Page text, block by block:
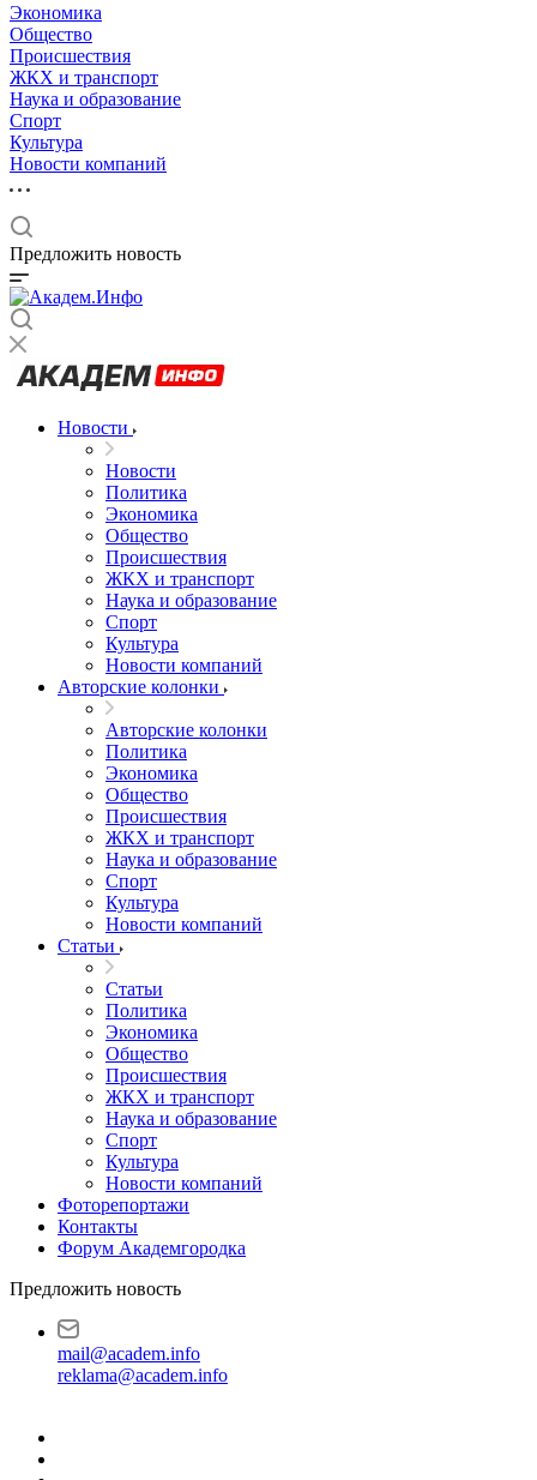
Экономика
Общество
Происшествия
ЖКХ и транспорт
Наука и образование
Спорт
Культура
Новости компаний
Предложить новость
Новости
Новости
Политика
Экономика
Общество
Происшествия
ЖКХ и транспорт
Наука и образование
Спорт
Культура
Новости компаний
Авторские колонки
Авторские колонки
Политика
Экономика
Общество
Происшествия
ЖКХ и транспорт
Наука и образование
Спорт
Культура
Новости компаний
Статьи
Статьи
Политика
Экономика
Общество
Происшествия
ЖКХ и транспорт
Наука и образование
Спорт
Культура
Новости компаний
Фоторепортажи
Контакты
Форум Академгородка
Предложить новость
mail@academ.info
reklama@academ.info